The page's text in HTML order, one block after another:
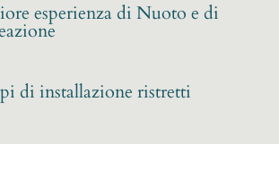
esperienza di Nuoto e di
di installazione ristretti